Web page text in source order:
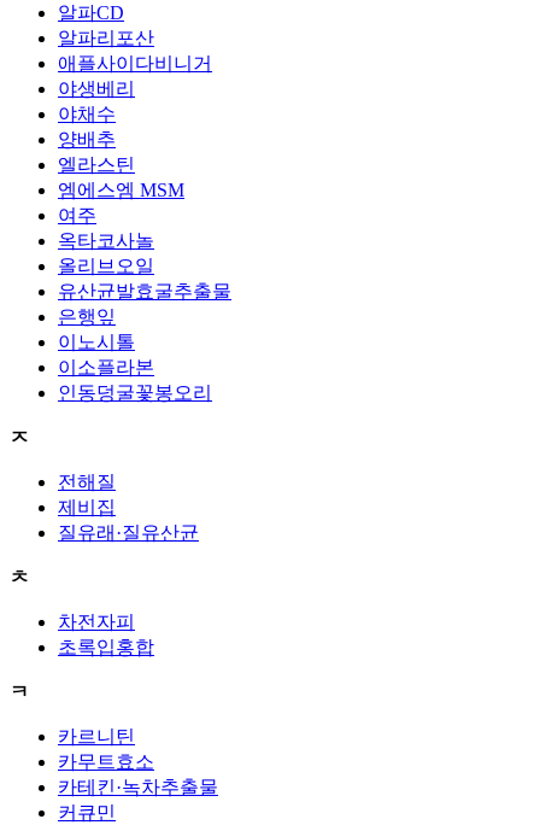
알파CD
알파리포산
애플사이다비니거
야생베리
야채수
양배추
엘라스틴
엠에스엠 MSM
여주
옥타코사놀
올리브오일
유산균발효굴추출물
은행잎
이노시톨
이소플라본
인동덩굴꽃봉오리
ㅈ
전해질
제비집
질유래·질유산균
ㅊ
차전자피
초록입홍합
ㅋ
카르니틴
카무트효소
카테킨·녹차추출물
커큐민